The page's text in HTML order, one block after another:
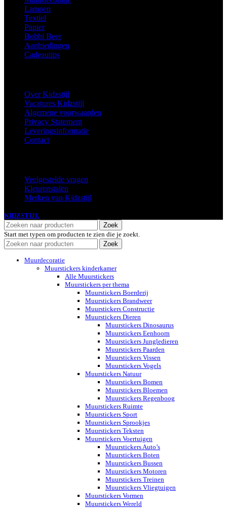
Lampen
Textiel
Papier
Bobbi Beer
Aanbiedingen
Cadeautips
Over Kidzstijl
Vacatures Kidzstijl
Algemene voorwaarden
Privacy Statement
Leveringsinformatie
Contact
Veelgestelde vragen
Kleurenstalen
Merken van Kidzstijl
KIDZSTIJL
Zoek
Start met typen om producten te zien die je zoekt.
Zoek
Muurdecoratie
Muurstickers kinderkamer
Alle Muurstickers
Muurstickers per thema
Muurstickers Boerderij
Muurstickers Brandweer
Muurstickers Constructie
Muurstickers Dieren
Muurstickers Dinosaurus
Muurstickers Eenhoorn
Muurstickers Jungledieren
Muurstickers Paarden
Muurstickers Vissen
Muurstickers Vogels
Muurstickers Natuur
Muurstickers Bomen
Muurstickers Bloemen
Muurstickers Regenboog
Muurstickers Ruimte
Muurstickers Sport
Muurstickers Sprookjes
Muurstickers Teksten
Muurstickers Voertuigen
Muurstickers Auto’s
Muurstickers Boten
Muurstickers Bussen
Muurstickers Motoren
Muurstickers Treinen
Muurstickers Vliegtuigen
Muurstickers Vormen
Muurstickers Wereld